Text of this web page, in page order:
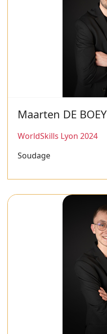
Maarten DE BOEY
WorldSkills Lyon 2024
Soudage